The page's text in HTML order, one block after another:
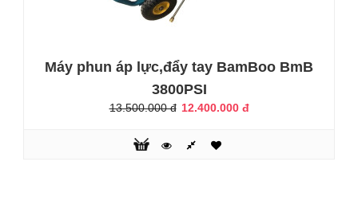
Máy xịt rửa áp lực Bamboo BmB6666
xách ,tay di chuyển,được sản xuất trên công nghệ hiện đại
Máy phun áp lực,đẩy tay BamBoo BmB
3800PSI
13.500.000 đ 12.400.000 đ